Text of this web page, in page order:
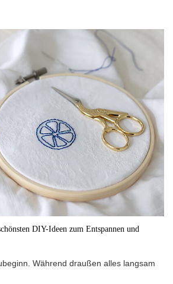
DIY-Ideen zum Entspannen und
Während draußen alles langsam